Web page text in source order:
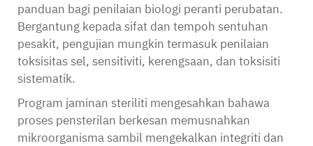
panduan bagi penilaian biologi peranti perubatan.
Bergantung kepada sifat dan tempoh sentuhan
pesakit, pengujian mungkin termasuk penilaian
toksisitas sel, sensitiviti, kerengsaan, dan toksisiti
sistematik.
Program jaminan steriliti mengesahkan bahawa
proses pensterilan berkesan memusnahkan
mikroorganisma sambil mengekalkan integriti dan